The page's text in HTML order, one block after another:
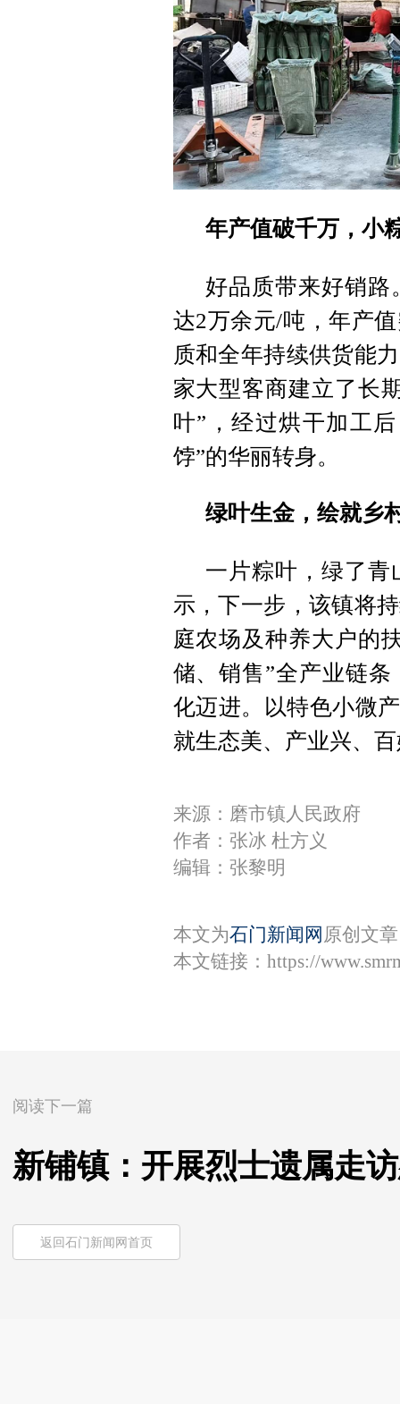
年产值破千万，小
好品质带来好销
达2万余元/吨，年产
质和全年持续供货能
家大型客商建立了长
叶”，经过烘干加工
饽”的华丽转身。
绿叶生金，绘就乡
一片粽叶，绿了
示，下一步，该镇将
庭农场及种养大户的
储、销售”全产业链
化迈进。以特色小微
就生态美、产业兴、
来源：磨市镇人民政府
作者：张冰 杜方义
编辑：张黎明
本文为石门新闻网 原创文
本文链接： https://
阅读下一篇
新铺镇：开展烈士遗属走
返回石门新闻网首页